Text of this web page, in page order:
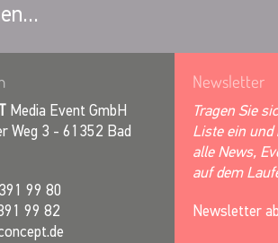
Media Event GmbH
Weg 3 - 61352 Bad
99 80
99 82
Newsletter
Tragen Sie
Liste ein und
alle News,
auf dem
Newsletter